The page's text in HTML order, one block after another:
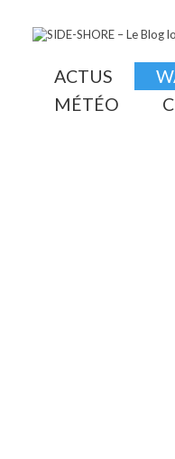
ACTUS
MÉTÉO